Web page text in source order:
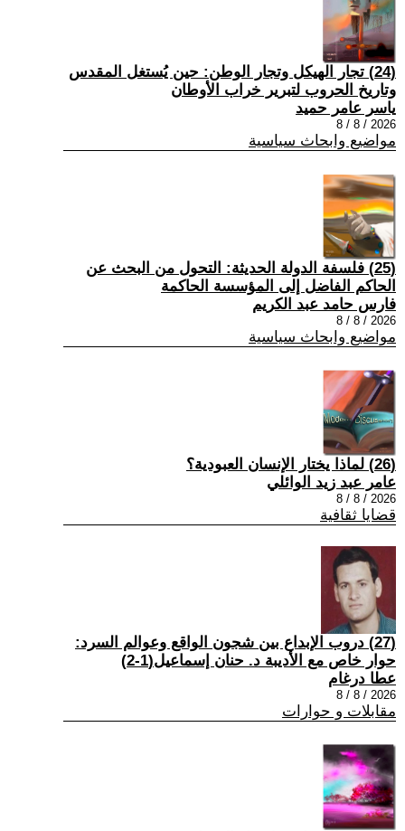
(24) تجار الهيكل وتجار الوطن: حين يُستغل المقدس
وتاريخ الحروب لتبرير خراب الأوطان
ياسر عامر حميد
2026 / 8 / 8
مواضيع وابحاث سياسية
(25) فلسفة الدولة الحديثة: التحول من البحث عن
الحاكم الفاضل إلى المؤسسة الحاكمة
فارس حامد عبد الكريم
2026 / 8 / 8
مواضيع وابحاث سياسية
(26) لماذا يختار الإنسان العبودية؟
عامر عبد زيد الوائلي
2026 / 8 / 8
قضايا ثقافية
(27) دروب الإبداع بين شجون الواقع وعوالم السرد:
حوار خاص مع الأديبة د. حنان إسماعيل(1-2)
عطا درغام
2026 / 8 / 8
مقابلات و حوارات